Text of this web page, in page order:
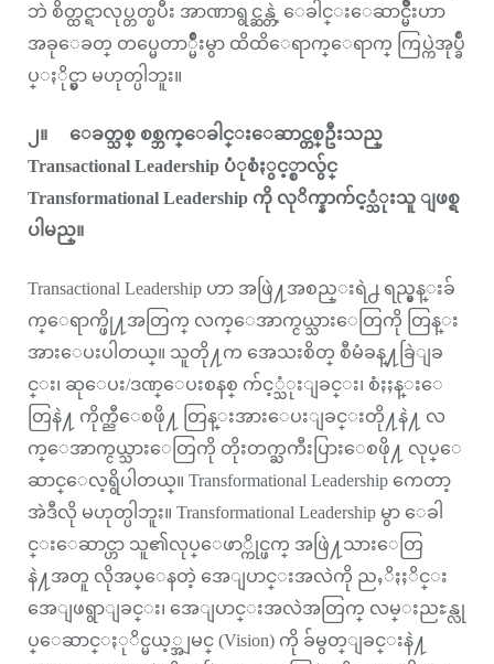
ဘဲ စိတ္ထင္ရာလုပ္တတ္ၿပီး အာဏာရွင္ဆန္တဲ့ ေခါင္းေဆာင္မ်ိဳးဟာ
အခုေခတ္ တပ္မေတာ္မ်ိဳးမွာ ထိထိေရာက္ေရာက္ ကြပ္ကဲအုပ္ခ်ဳ
ပ္ႏိုင္မွာ မဟုတ္ပါဘူး။
၂။ ေခတ္သစ္ စစ္ဘက္ေခါင္းေဆာင္တစ္ဦးသည္
Transactional Leadership ပံုစံႏွင့္စာလွ်င္
Transformational Leadership ကို လုိက္နာက်င့္သံုးသူ ျဖစ္ရ
ပါမည္။
Transactional Leadership ဟာ အဖြဲ႔အစည္းရဲ႕ ရည္မွန္းခ်
က္ေရာက္ဖို႔အတြက္ လက္ေအာက္ငယ္သားေတြကို တြန္း
အားေပးပါတယ္။ သူတို႔က အေသးစိတ္ စီမံခန္႔ခြဲျခ
င္း၊ ဆုေပး/ဒဏ္ေပးစနစ္ က်င့္သံုးျခင္း၊ စံႏႈန္းေ
တြနဲ႔ ကိုက္ညီေစဖို႔ တြန္းအားေပးျခင္းတို႔နဲ႔ လ
က္ေအာက္ငယ္သားေတြကို တိုးတက္ႀကီးပြားေစဖို႔ လုပ္ေ
ဆာင္ေလ့ရွိပါတယ္။ Transformational Leadership ကေတာ့
အဲဒီလို မဟုတ္ပါဘူး။ Transformational Leadership မွာ ေခါ
င္းေဆာင္ဟာ သူ၏လုပ္ေဖာ္ကိုင္ဖက္ အဖြဲ႔သားေတြ
နဲ႔အတူ လိုအပ္ေနတဲ့ အေျပာင္းအလဲကို ညႇိႏႈိင္း
အေျဖရွာျခင္း၊ အေျပာင္းအလဲအတြက္ လမ္းညႊန္လု
ပ္ေဆာင္ႏုိင္မယ့္အျမင္ (Vision) ကို ခ်မွတ္ျခင္းနဲ႔